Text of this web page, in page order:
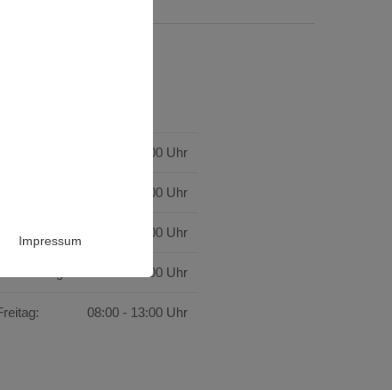
Impressum
Potsdam:
08:00 - 16:00 Uhr
08:00 - 18:00 Uhr
08:00 - 16:00 Uhr
08:00 - 18:00 Uhr
08:00 - 13:00 Uhr